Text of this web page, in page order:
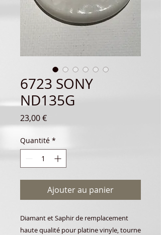
6723 SONY
ND135G
23,00 €Prix
Quantité *
Ajouter au panier
Diamant et Saphir de remplacement
haute qualité pour platine vinyle, tourne